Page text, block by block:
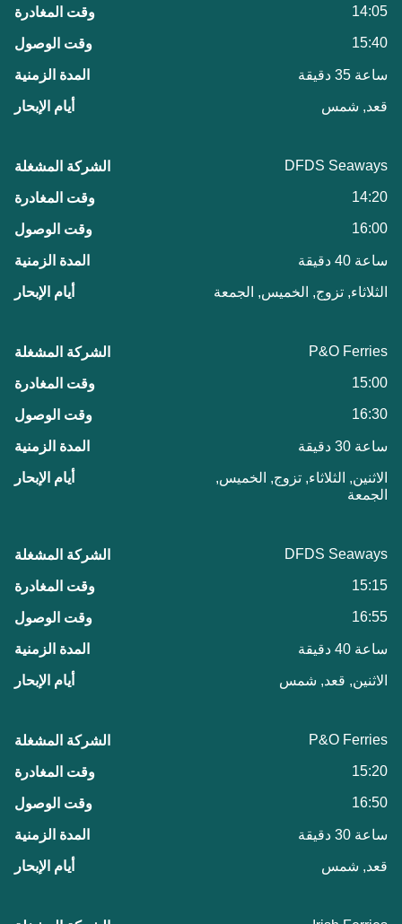
14:05
15:40
ساعة 35 دقيقة
قعد, شمس
DFDS Seaways
14:20
16:00
ساعة 40 دقيقة
الثلاثاء, تزوج, الخميس, الجمعة
P&O Ferries
15:00
16:30
ساعة 30 دقيقة
الاثنين, الثلاثاء, تزوج, الخميس,
الجمعة
DFDS Seaways
15:15
16:55
ساعة 40 دقيقة
الاثنين, قعد, شمس
P&O Ferries
15:20
16:50
ساعة 30 دقيقة
قعد, شمس